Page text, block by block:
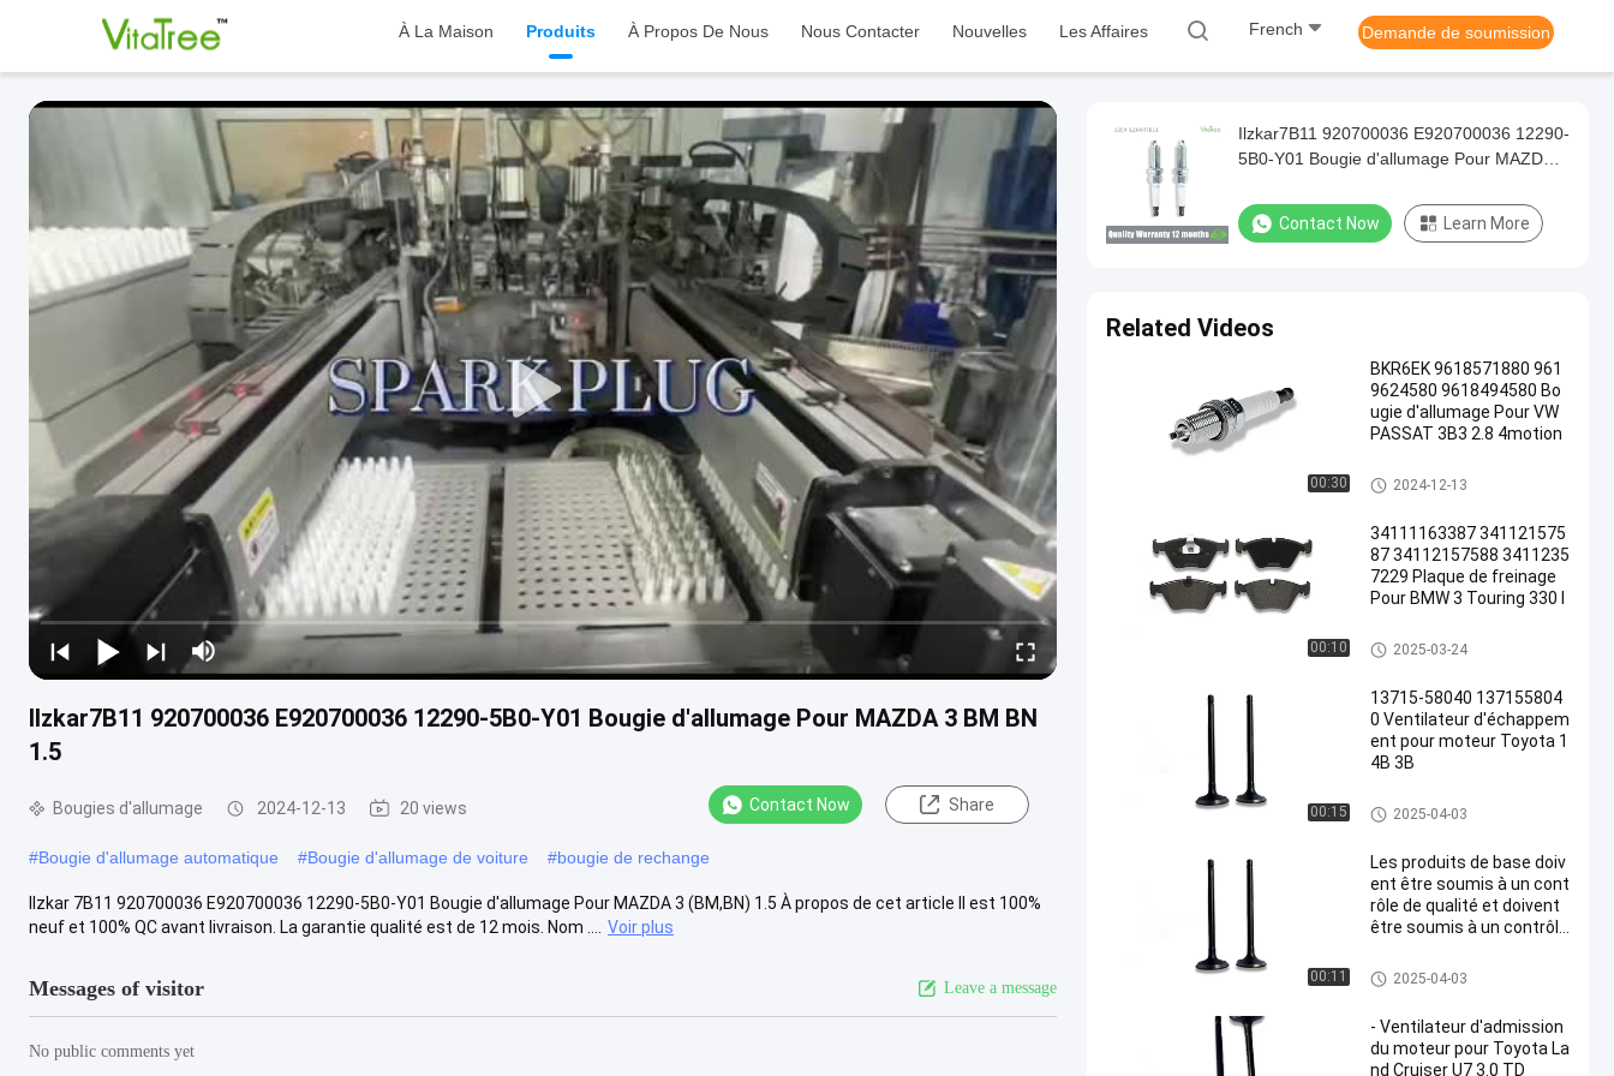
À La Maison Produits À Propos De Nous Nous Contacter Nouvelles Les Affaires French Demande de soumission
Ilzkar7B11 920700036 E920700036 12290-5B0-Y01 Bougie d'allumage Pour MAZDA 3 BM BN
1.5
Bougies d'allumage 2024-12-13 20 views Contact Now Share
#Bougie d'allumage automatique #Bougie d'allumage de voiture #bougie de rechange
Ilzkar 7B11 920700036 E920700036 12290-5B0-Y01 Bougie d'allumage Pour MAZDA 3 (BM,BN) 1.5 À propos de cet article Il est 100%
neuf et 100% QC avant livraison. La garantie qualité est de 12 mois. Nom ....
Voir plus
Messages of visitor Leave a message
No public comments yet
Ilzkar7B11 920700036 E920700036 12290-
5B0-Y01 Bougie d'allumage Pour MAZDA 3
Contact Now Learn More
Related Videos
00:30
BKR6EK 9618571880 961
9624580 9618494580 Bo
ugie d'allumage Pour VW
PASSAT 3B3 2.8 4motion
Bougies d'allumage
2024-12-13
00:10
34111163387 341121575
87 34112157588 3411235
7229 Plaque de freinage
Pour BMW 3 Touring 330 I
protection de frein
2025-03-24
00:15
13715-58040 137155804
0 Ventilateur d'échappem
ent pour moteur Toyota 1
4B 3B
Valve de réacteurs
2025-04-03
00:11
Les produits de base doiv
ent être soumis à un cont
rôle de qualité et doivent
être soumis à un contrôle
Valve de réacteurs
2025-04-03
- Ventilateur d'admission
du moteur pour Toyota La
nd Cruiser U7 3.0 TD